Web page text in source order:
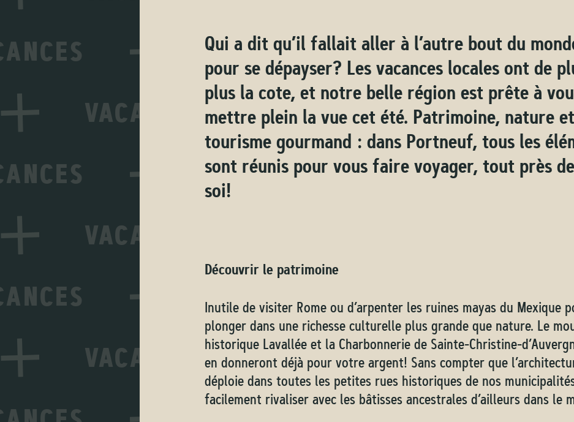
Qui a dit qu’il fallait aller à l’autre bout du
pour se dépayser? Les vacances locales ont de
plus la cote, et notre belle région est prête à
mettre plein la vue cet été. Patrimoine, nature et
tourisme gourmand : dans Portneuf, tous les
sont réunis pour vous faire voyager, tout près
soi!
Découvrir le patrimoine
Inutile de visiter Rome ou d’arpenter les ruines mayas du Mexique
plonger dans une richesse culturelle plus grande que nature. Le
historique Lavallée et la Charbonnerie de Sainte-Christine-
en donneront déjà pour votre argent! Sans compter que
déploie dans toutes les petites rues historiques de nos
facilement rivaliser avec les bâtisses ancestrales d’ailleurs dans le